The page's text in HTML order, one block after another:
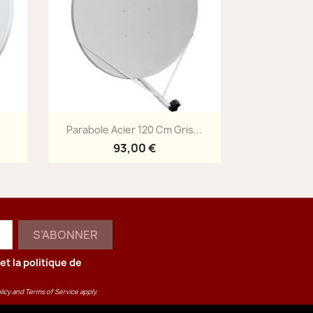
Aperçu rapide
Parabole Acier 120 Cm Gris...
93,00 €
la politique de
andTerms of Serviceapply.